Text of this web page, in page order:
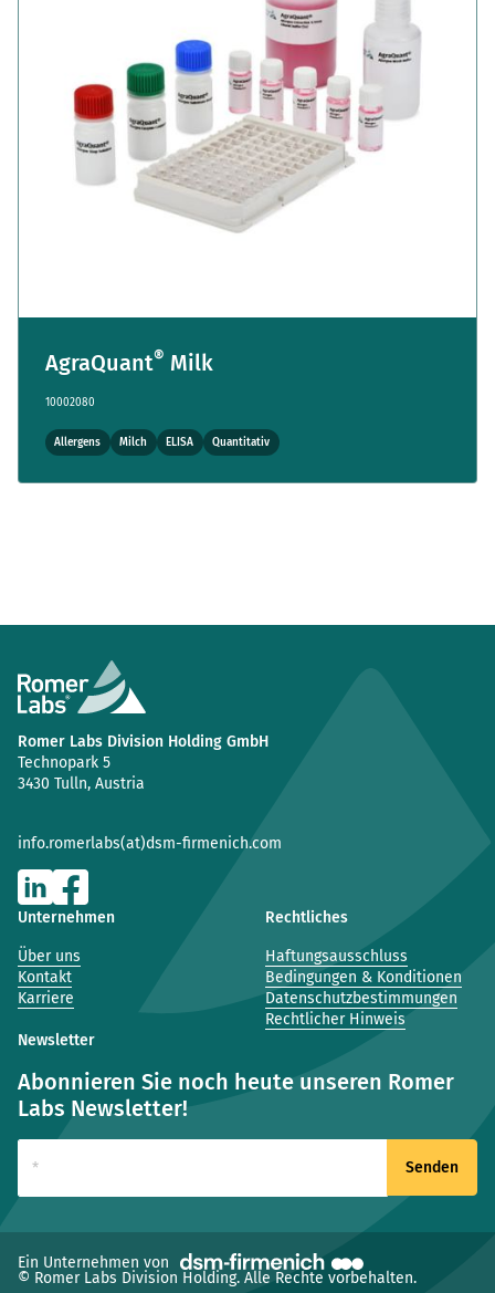
AgraQuant® Milk
10002080
Allergens Milch ELISA Quantitativ
Romer Labs Division Holding GmbH
Technopark 5
3430 Tulln, Austria
info.romerlabs(at)dsm-firmenich.com
Unternehmen
Über uns
Kontakt
Karriere
Rechtliches
Haftungsausschluss
Bedingungen & Konditionen
Datenschutzbestimmungen
Rechtlicher Hinweis
Newsletter
Abonnieren Sie noch heute unseren Romer
Labs Newsletter!
Ein Unternehmen von
© Romer Labs Division Holding. Alle Rechte vorbehalten.